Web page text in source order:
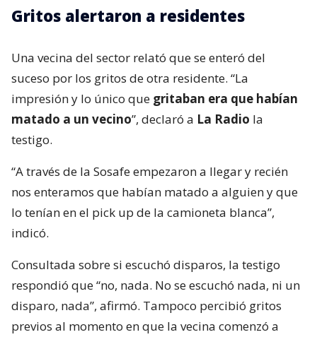
Gritos alertaron a residentes
Una vecina del sector relató que se enteró del
suceso por los gritos de otra residente. “La
impresión y lo único que gritaban era que habían
matado a un vecino”, declaró a La Radio la
testigo.
“A través de la Sosafe empezaron a llegar y recién
nos enteramos que habían matado a alguien y que
lo tenían en el pick up de la camioneta blanca”,
indicó.
Consultada sobre si escuchó disparos, la testigo
respondió que “no, nada. No se escuchó nada, ni un
disparo, nada”, afirmó. Tampoco percibió gritos
previos al momento en que la vecina comenzó a